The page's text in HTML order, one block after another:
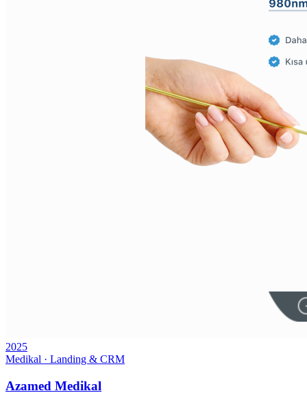
2025
Medikal · Landing & CRM
Azamed Medikal